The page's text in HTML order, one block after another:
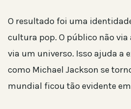
O resultado foi uma
cultura pop. O público não
via um universo. Isso ajuda a
como Michael Jackson se
mundial ficou tão evidente